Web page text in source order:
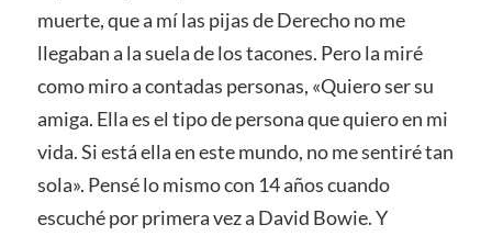
muerte, que a mí las pijas de Derecho no me
llegaban a la suela de los tacones. Pero la miré
como miro a contadas personas, «Quiero ser su
amiga. Ella es el tipo de persona que quiero en mi
vida. Si está ella en este mundo, no me sentiré tan
sola». Pensé lo mismo con 14 años cuando
escuché por primera vez a David Bowie. Y